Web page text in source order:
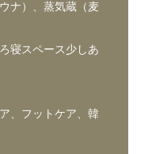
ナ）、蒸気蔵（麦
寝スペース少しあ
、フットケア、韓